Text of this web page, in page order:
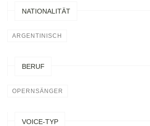
NATIONALITÄT
ARGENTINISCH
BERUF
OPERNSÄNGER
VOICE-TYP